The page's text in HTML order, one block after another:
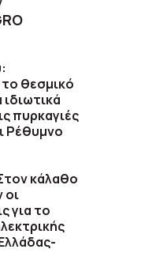
θεσμικό
ιδιωτικά
πυρκαγιές
Ρέθυμνο
κάλαθο
οι
για το